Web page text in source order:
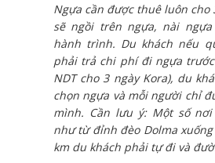
Ngựa cần được thuê luôn cho
sẽ ngồi trên ngựa, nài
hành trình. Du khách nếu
phải trả chi phí đi ngựa trước
NDT cho 3 ngày Kora), du
chọn ngựa và mỗi người chỉ
mình. Cần lưu ý: Một số
như từ đỉnh đèo Dolma
km du khách phải tự đi và